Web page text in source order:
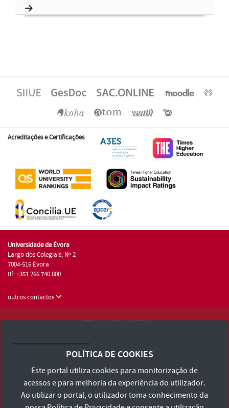
Acreditações e Certificações
Universidade de Évora
Largo dos Colegiais, Nº 2
7004-516 Évora
tlf: +351 266 740 800
outros contactos
Consulte os Termos e Condições e Política de Privacidade
Declaração de Acessibilidade
POLÍTICA DE COOKIES
Este portal utiliza cookies para monitorização de
acessos e para melhoria da experiência do utilizador.
Ao utilizar o portal, o utilizador toma conhecimento da